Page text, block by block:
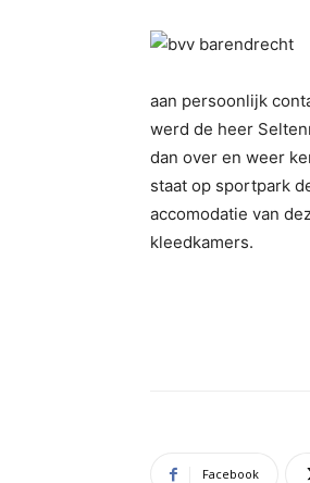
aan persoonlijk
werd de heer
dan over en weer
staat op sportpark
accomodatie van
kleedkamers.
Facebook